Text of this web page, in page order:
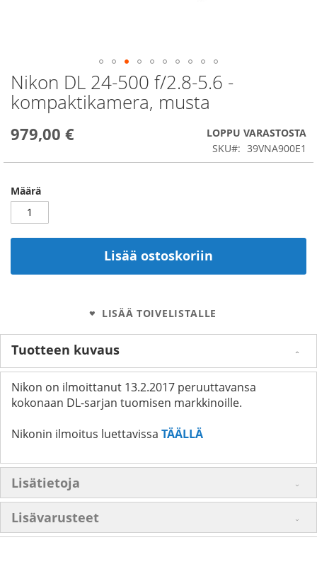
Nikon DL 24-500 f/2.8-5.6 -
kompaktikamera, musta
979,00 €
LOPPU VARASTOSTA
SKU
39VNA900E1
Määrä
Lisää ostoskoriin
LISÄÄ TOIVELISTALLE
Skip
to
the
of
Tuotteen kuvaus
Nikon on ilmoittanut 13.2.2017 peruuttavansa
kokonaan DL-sarjan tuomisen markkinoille.
Nikonin ilmoitus luettavissa TÄÄLLÄ
Lisätietoja
Lisävarusteet